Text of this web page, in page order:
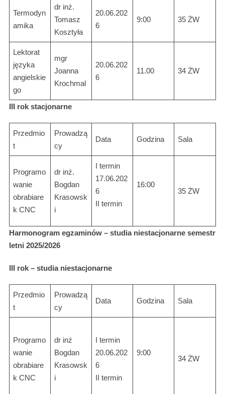
Termodyn
amika
dr inż.
Tomasz
Kosztyła
20.06.202
6
9:00 35 ŻW
Lektorat
języka
angielskie
go
mgr
Joanna
Krochmal
20.06.202
6
11.00 34 ŻW
III rok stacjonarne
Przedmio
t
Prowadzą
cy
Data Godzina Sala
Programo
wanie
obrabiare
k CNC
dr inż.
Bogdan
Krasowsk
i
I termin
17.06.202
6
II termin
16:00
35 ŻW
Harmonogram egzaminów – studia niestacjonarne semestr
letni 2025/2026
III rok – studia niestacjonarne
Przedmio
t
Prowadzą
cy
Data Godzina Sala
Programo
wanie
obrabiare
k CNC
dr inż
Bogdan
Krasowsk
i
I termin
20.06.202
6
II termin
9:00
34 ŻW